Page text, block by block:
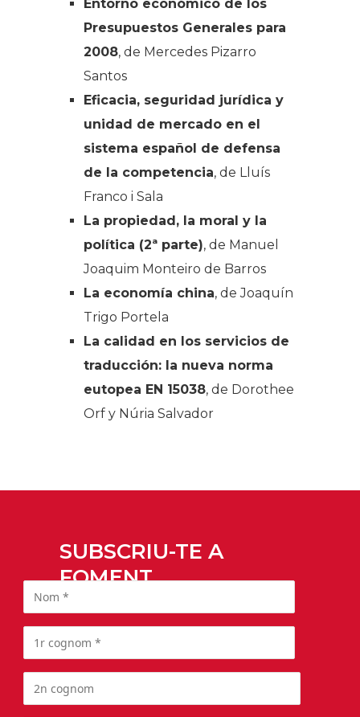
Entorno económico de los
Presupuestos Generales para
2008, de Mercedes Pizarro
Santos
Eficacia, seguridad jurídica y
unidad de mercado en el
sistema español de defensa
de la competencia, de Lluís
Franco i Sala
La propiedad, la moral y la
política (2ª parte), de Manuel
Joaquim Monteiro de Barros
La economía china, de Joaquín
Trigo Portela
La calidad en los servicios de
traducción: la nueva norma
eutopea EN 15038, de Dorothee
Orf y Núria Salvador
SUBSCRIU-TE A
FOMENT